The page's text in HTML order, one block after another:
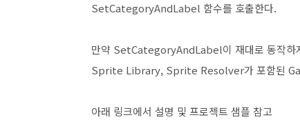
SetCategoryAndLabel 함수를 호출한다.
만약 SetCategoryAndLabel이 재대로 동작하
Sprite Library, Sprite Resolver가 포함된
아래 링크에서 설명 및 프로젝트 샘플 참고